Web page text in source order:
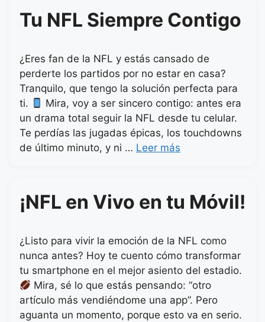
Tu NFL Siempre Contigo
¿Eres fan de la NFL y estás cansado de
perderte los partidos por no estar en casa?
Tranquilo, que tengo la solución perfecta para
ti.
Mira, voy a ser sincero contigo: antes era
un drama total seguir la NFL desde tu celular.
Te perdías las jugadas épicas, los touchdowns
de último minuto, y ni … Leer más
¡NFL en Vivo en tu Móvil!
¿Listo para vivir la emoción de la NFL como
nunca antes? Hoy te cuento cómo transformar
tu smartphone en el mejor asiento del estadio.
Mira, sé lo que estás pensando: “otro
artículo más vendiéndome una app”. Pero
aguanta un momento, porque esto va en serio.